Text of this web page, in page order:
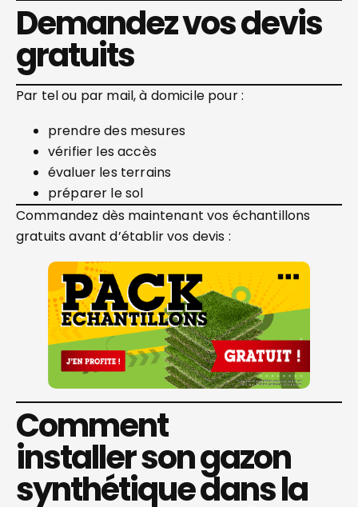
Demandez vos devis
gratuits
Par tel ou par mail, à domicile pour :
prendre des mesures
vérifier les accès
évaluer les terrains
préparer le sol
Commandez dès maintenant vos échantillons
gratuits avant d’établir vos devis :
Comment
installer son gazon
synthétique dans la